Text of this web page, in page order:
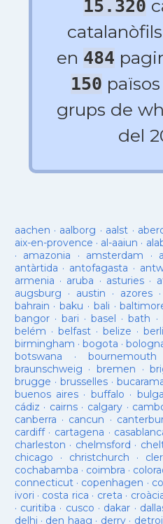
15.320
en 484
150
grups de
del
aachen · aalborg · aalst ·
aix-en-provence · al-aaiun ·
· amazonia · amsterdam ·
antàrtida · antofagasta ·
armenia · aruba · asturies·
augsburg · austin · azores
bahrain ·baku · bali ·
bangor· bari ·basel ·bath ·
belém · belfast· belize ·
birmingham · bogota ·
botswana · bournemouth
braunschweig · bremen ·
brugge · brusselles·
buenos aires· buffalo ·
cádiz · cairns· calgary ·
canberra · cancun ·
cardiff· cartagena ·
charleston · chelmsford ·
chicago · christchurch ·
cochabamba · coimbra ·
connecticut· copenhagen ·
ivori · costa rica · creta ·
· curitiba · cusco · dakar ·
delhi · den haag · derry·